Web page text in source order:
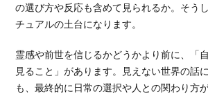
の選び方や反応も含めて見られるか。そう
チュアルの土台になります。
霊感や前世を信じるかどうかより前に、「
見ること」があります。見えない世界の話
も、最終的に日常の選択や人との関わり方